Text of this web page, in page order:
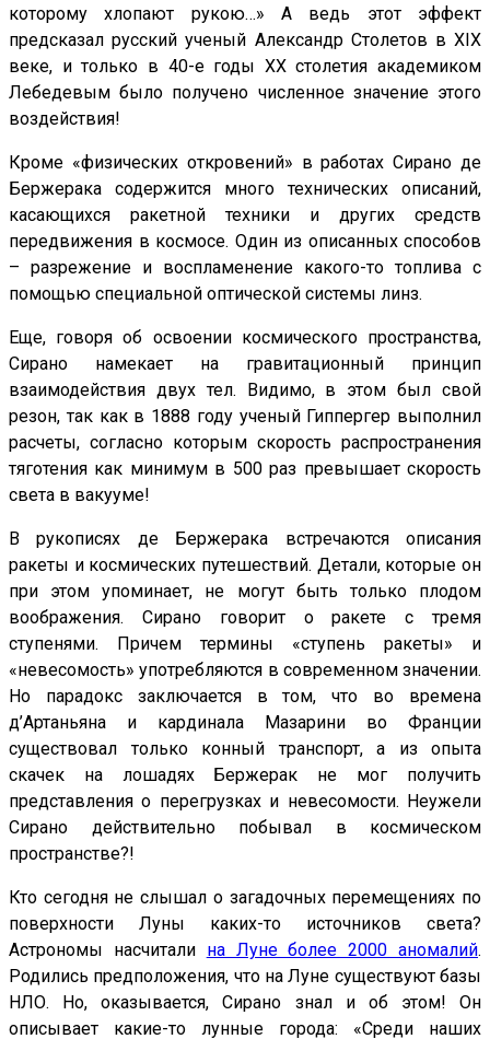
которому хлопают рукою…» А ведь этот эффект
предсказал русский ученый Александр Столетов в XIX
веке, и только в 40-е годы ХХ столетия академиком
Лебедевым было получено численное значение этого
воздействия!
Кроме «физических откровений» в работах Сирано де
Бержерака содержится много технических описаний,
касающихся ракетной техники и других средств
передвижения в космосе. Один из описанных способов
– разрежение и воспламенение какого-то топлива с
помощью специальной оптической системы линз.
Еще, говоря об освоении космического пространства,
Сирано намекает на гравитационный принцип
взаимодействия двух тел. Видимо, в этом был свой
резон, так как в 1888 году ученый Гиппергер выполнил
расчеты, согласно которым скорость распространения
тяготения как минимум в 500 раз превышает скорость
света в вакууме!
В рукописях де Бержерака встречаются описания
ракеты и космических путешествий. Детали, которые он
при этом упоминает, не могут быть только плодом
воображения. Сирано говорит о ракете с тремя
ступенями. Причем термины «ступень ракеты» и
«невесомость» употребляются в современном значении.
Но парадокс заключается в том, что во времена
д’Артаньяна и кардинала Мазарини во Франции
существовал только конный транспорт, а из опыта
скачек на лошадях Бержерак не мог получить
представления о перегрузках и невесомости. Неужели
Сирано действительно побывал в космическом
пространстве?!
Кто сегодня не слышал о загадочных перемещениях по
поверхности Луны каких-то источников света?
Астрономы насчитали на Луне более 2000 аномалий.
Родились предположения, что на Луне существуют базы
НЛО. Но, оказывается, Сирано знал и об этом! Он
описывает какие-то лунные города: «Среди наших